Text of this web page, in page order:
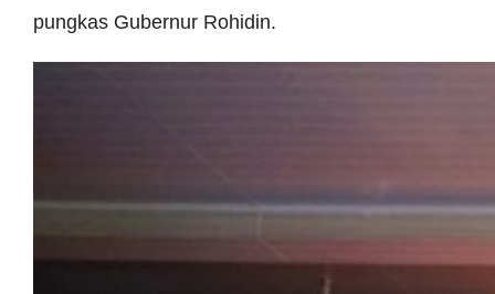
pungkas Gubernur Rohidin.